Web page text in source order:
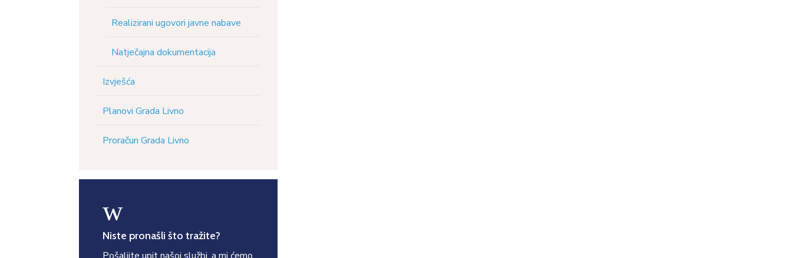
Realizirani ugovori javne nabave
Natječajna dokumentacija
Izvješća
Planovi Grada Livno
Proračun Grada Livno
w
Niste pronašli što tražite?